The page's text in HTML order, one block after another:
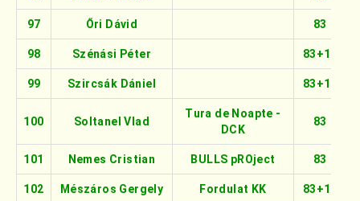
97 Őri Dávid 83
98 Szénási Péter 83+16
99 Szircsák Dániel 83+16
100 Soltanel Vlad
Tura de Noapte -
DCK
83
101 Nemes Cristian BULLS pROject 83
102 Mészáros Gergely Fordulat KK 83+16